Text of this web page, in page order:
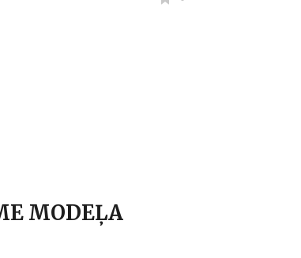
MODEĻA